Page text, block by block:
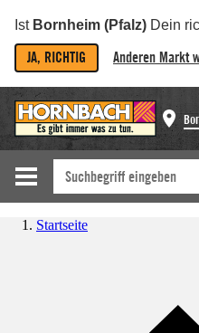
Ist Bornheim (Pfalz) Dein
JA, RICHTIG Anderen Markt
Startseite